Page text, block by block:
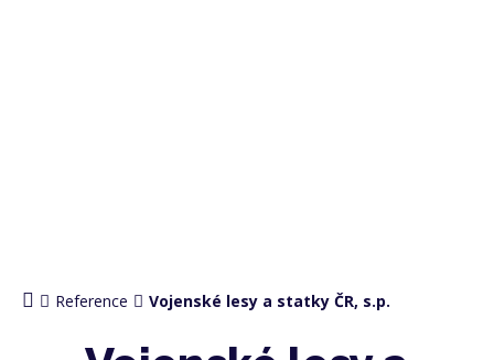
Reference Vojenské lesy a statky ČR, s.p.